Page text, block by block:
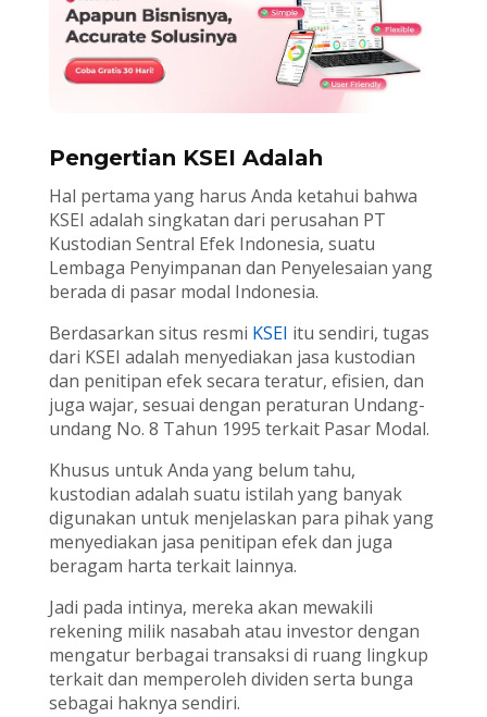
Pengertian KSEI Adalah
Hal pertama yang harus Anda ketahui bahwa
KSEI adalah singkatan dari perusahan PT
Kustodian Sentral Efek Indonesia, suatu
Lembaga Penyimpanan dan Penyelesaian yang
berada di pasar modal Indonesia.
Berdasarkan situs resmi KSEI itu sendiri, tugas
dari KSEI adalah menyediakan jasa kustodian
dan penitipan efek secara teratur, efisien, dan
juga wajar, sesuai dengan peraturan Undang-
undang No. 8 Tahun 1995 terkait Pasar Modal.
Khusus untuk Anda yang belum tahu,
kustodian adalah suatu istilah yang banyak
digunakan untuk menjelaskan para pihak yang
menyediakan jasa penitipan efek dan juga
beragam harta terkait lainnya.
Jadi pada intinya, mereka akan mewakili
rekening milik nasabah atau investor dengan
mengatur berbagai transaksi di ruang lingkup
terkait dan memperoleh dividen serta bunga
sebagai haknya sendiri.